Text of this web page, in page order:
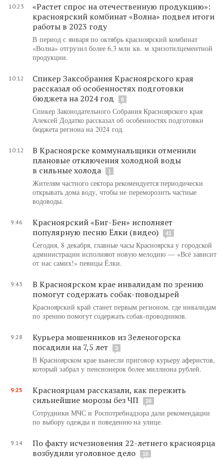
10:23
«Растет спрос на отечественную продукцию»:
красноярский комбинат «Волна» подвел итоги
работы в 2023 году
В период с января по октябрь красноярский комбинат
«Волна» отгрузил более 6,3 млн кв. м хризотилцементной
продукции.
10:12
Спикер Заксобрания Красноярского края
рассказал об особенностях подготовки
бюджета на 2024 год
8
Спикер Законодательного Собрания Красноярского края
Алексей Додатко рассказал об особенностях подготовки
бюджета региона на 2024 год.
10:12
В Красноярске коммунальщики отменили
плановые отключения холодной воды
в сильные холода
1
️Жителям частного сектора рекомендуется периодически
открывать дома воду, чтобы не переморозить частные
водоводы.
9:46
Красноярский «Биг-Бен» исполняет
популярную песню Ёлки (видео)
41
Сегодня, 8 декабря, главные часы Красноярска у городской
администрации исполняют новую мелодию — «Всё зависит
от нас самих!» певицы Ёлки.
9:43
В Красноярском крае инвалидам по зрению
помогут содержать собак-поводырей
Красноярский край станет первым регионом, где инвалидам
по зрению помогут содержать собак-проводников.
9:28
Курьера мошенников из Зеленогорска
посадили на 7,5 лет
3
В Красноярском крае вынесли приговор курьеру аферистов,
который забрал у пенсионерок более миллиона рублей.
9:25
Красноярцам рассказали, как пережить
сильнейшие морозы без ЧП
28
Сотрудники МЧС и Роспотребнадзора дали рекомендации
по выбору одежды и поведению на улице.
9:14
По факту исчезновения 22-летнего красноярца
возбудили уголовное дело
10